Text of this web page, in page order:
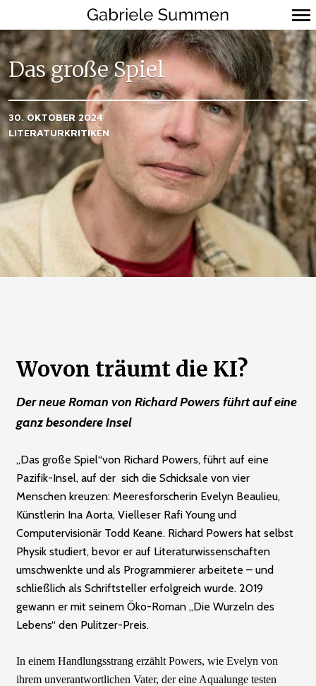
Primär-
Navigation
Das große Spiel
30. OKTOBER 2024
LITERATURKRITIKEN
Wovon träumt die KI?
Der neue Roman von Richard Powers führt auf eine
ganz besondere Insel
„Das große Spiel“von Richard Powers, führt auf eine
Pazifik-Insel, auf der sich die Schicksale von vier
Menschen kreuzen: Meeresforscherin Evelyn Beaulieu,
Künstlerin Ina Aorta, Vielleser Rafi Young und
Computervisionär Todd Keane. Richard Powers hat selbst
Physik studiert, bevor er auf Literaturwissenschaften
umschwenkte und als Programmierer arbeitete – und
schließlich als Schriftsteller erfolgreich wurde. 2019
gewann er mit seinem Öko-Roman „Die Wurzeln des
Lebens“ den Pulitzer-Preis.
In einem Handlungsstrang erzählt Powers, wie Evelyn von
ihrem unverantwortlichen Vater, der eine Aqualunge testen